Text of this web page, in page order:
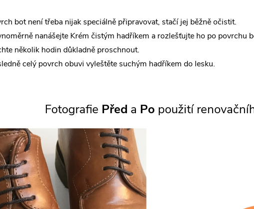
bot není třeba nijak speciálně připravovat, stačí jej běžně očistit⁣⁣⁣.
nanášejte Krém čistým hadříkem a rozlešťujte ho po povrchu
několik hodin důkladně proschnout⁣⁣⁣.
celý povrch obuvi vyleštěte suchým hadříkem do lesku⁣⁣⁣.
Fotografie Před a Po použití